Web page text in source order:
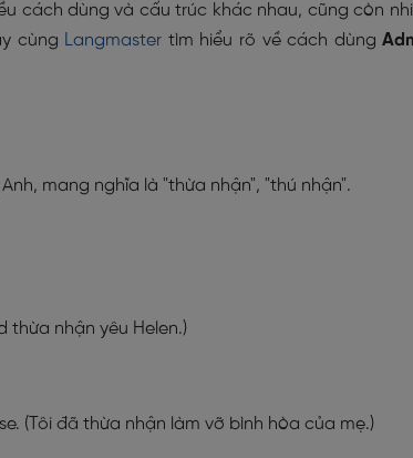
cách dùng và cấu trúc khác nhau, cũng còn
cùng Langmaster tìm hiểu rõ về cách dùng
mang nghĩa là "thừa nhận", "thú nhận".
thừa nhận yêu Helen.)
(Tôi đã thừa nhận làm vỡ bình hòa của mẹ.)